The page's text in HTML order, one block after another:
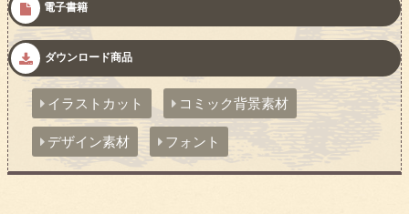
電子書籍
ダウンロード商品
イラストカット コミック背景素材
デザイン素材 フォント